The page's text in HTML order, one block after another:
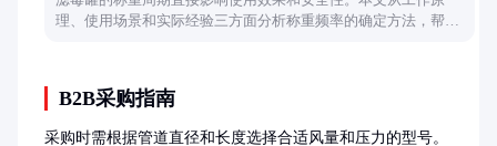
理、使用场景和实际经验三方面分析称重频率的确定方法，帮助
B2B采购指南
采购时需根据管道直径和长度选择合适风量和压力的型号。